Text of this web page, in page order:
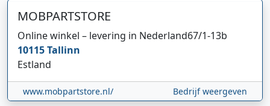
MOBPARTSTORE
Online winkel – levering in Nederland67/1-13b
10115Tallinn
Estland
www.mobpartstore.nl/ Bedrijf weergeven